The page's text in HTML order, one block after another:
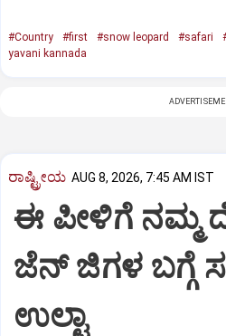
#Country #first #snow leopard #safari
yavani kannada
ರಾಷ್ಟ್ರೀಯ AUG 8, 2026, 7:45 AM IST
ಈ ಪೀಳಿಗೆ ನಮ್ಮ
ಜೆನ್‌ ಜಿಗಳ ಬಗ್ಗೆ
ಉಲ್ಟಾ